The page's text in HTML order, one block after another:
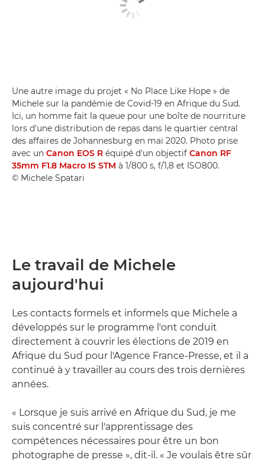
Une autre image du projet « No Place Like Hope » de
Michele sur la pandémie de Covid-19 en Afrique du Sud.
Ici, un homme fait la queue pour une boîte de nourriture
lors d'une distribution de repas dans le quartier central
des affaires de Johannesburg en mai 2020. Photo prise
avec un Canon EOS R équipé d'un objectif Canon RF
35mm F1.8 Macro IS STM à 1/800 s, f/1,8 et ISO800.
© Michele Spatari
Le travail de Michele
aujourd'hui
Les contacts formels et informels que Michele a
développés sur le programme l'ont conduit
directement à couvrir les élections de 2019 en
Afrique du Sud pour l'Agence France-Presse, et il a
continué à y travailler au cours des trois dernières
années.
« Lorsque je suis arrivé en Afrique du Sud, je me
suis concentré sur l'apprentissage des
compétences nécessaires pour être un bon
photographe de presse », dit-il. « Je voulais être sûr